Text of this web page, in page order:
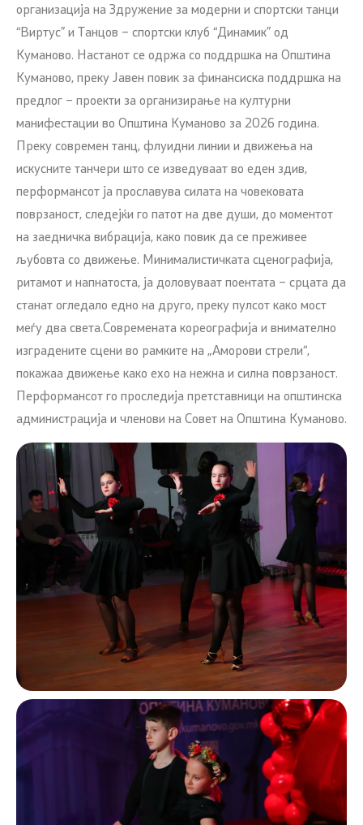
организација на Здружение за модерни и спортски танци
“Виртус” и Танцов – спортски клуб “Динамик” од
Куманово. Настанот се одржа со поддршка на Општина
Куманово, преку Јавен повик за финансиска поддршка на
предлог – проекти за организирање на културни
манифестации во Општина Куманово за 2026 година.
Преку современ танц, флуидни линии и движења на
искусните танчери што се изведуваат во еден здив,
перформансот ја прославува силата на човековата
поврзаност, следејќи го патот на две души, до моментот
на заедничка вибрација, како повик да се преживее
љубовта со движење. Минималистичката сценографија,
ритамот и напнатоста, ја доловуваат поентата – срцата да
станат огледало едно на друго, преку пулсот како мост
меѓу два света.Современата кореографија и внимателно
изградените сцени во рамките на „Аморови стрели“,
покажаа движење како ехо на нежна и силна поврзаност.
Перформансот го проследија претставници на општинска
администрација и членови на Совет на Општина Куманово.